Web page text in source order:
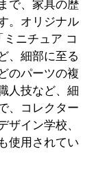
で、家具の歴
。オリジナル
ニチュア コ
、細部に至る
のパーツの複
人技など、細
、コレクター
イン学校、
使用されてい